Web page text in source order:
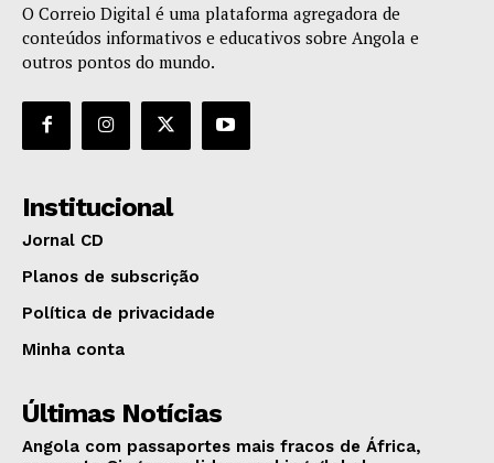
O Correio Digital é uma plataforma agregadora de
conteúdos informativos e educativos sobre Angola e
outros pontos do mundo.
Institucional
Jornal CD
Planos de subscrição
Política de privacidade
Minha conta
Últimas Notícias
Angola com passaportes mais fracos de África,